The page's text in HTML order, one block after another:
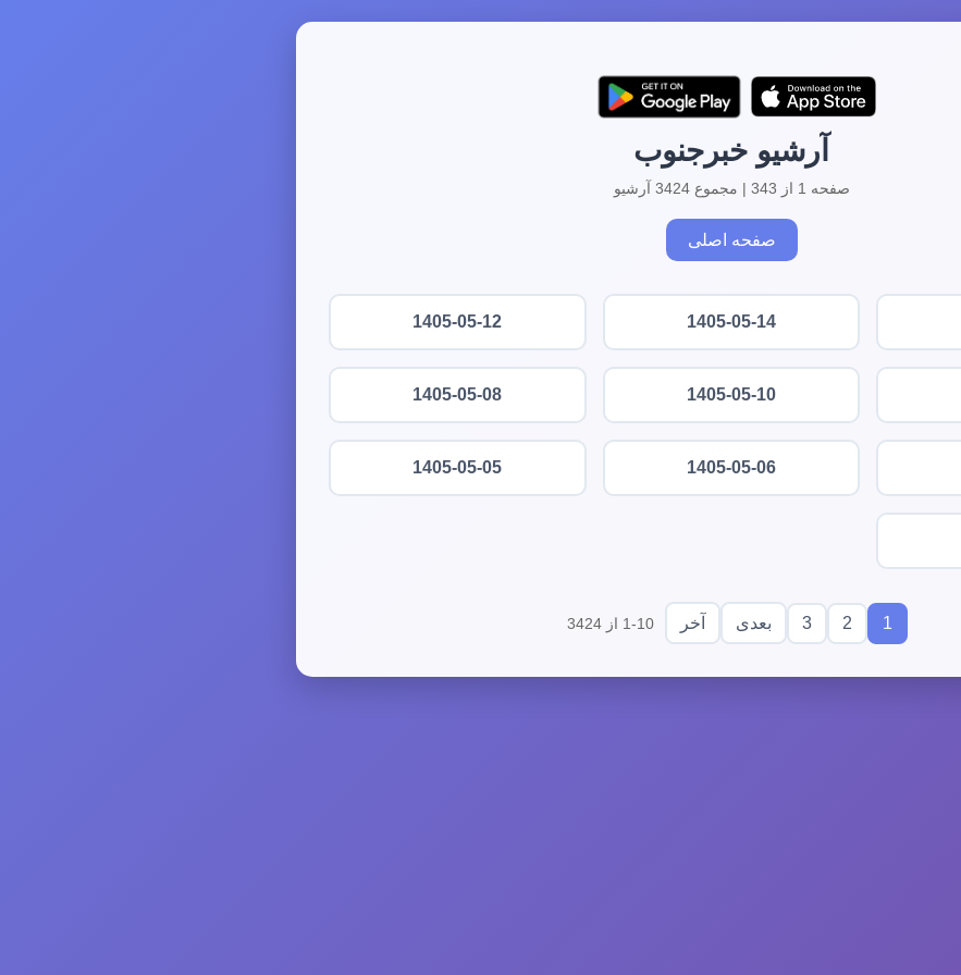
آرشیو خبرجنوب
صفحه 1 از 343 | مجموع 3424 آرشیو
صفحه اصلی
1405-05-14
1405-05-12
1405-05-10
1405-05-08
1405-05-06
1405-05-05
1
2
3 بعدی آخر 1-10 از 3424